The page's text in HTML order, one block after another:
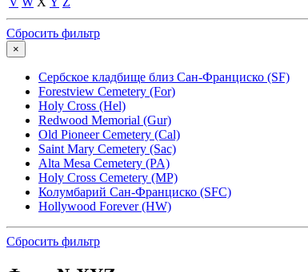
Сбросить фильтр
×
Сербское кладбище близ Сан-Франциско (SF)
Forestview Cemetery (For)
Holy Cross (Hel)
Redwood Memorial (Gur)
Old Pioneer Cemetery (Cal)
Saint Mary Cemetery (Sac)
Alta Mesa Cemetery (PA)
Holy Cross Cemetery (MP)
Колумбарий Сан-Франциско (SFC)
Hollywood Forever (HW)
Сбросить фильтр